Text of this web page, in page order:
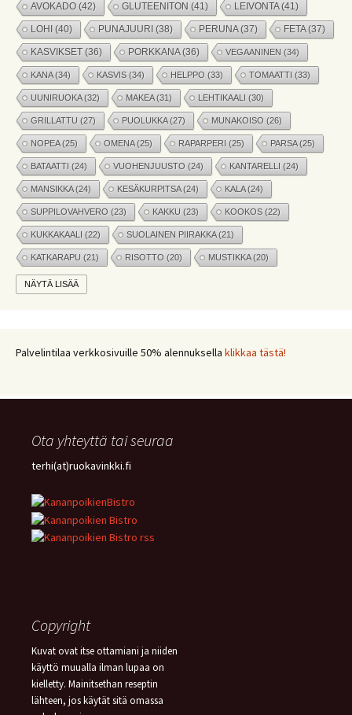
AVOKADO (42) GLUTEENITON (41) LEIVONTA(41)
LOHI (40) PUNAJUURI (38) PERUNA(37) FETA(37)
KASVIKSET (36) PORKKANA(36) VEGAANINEN (34)
KANA(34) KASVIS (34) HELPPO (33) TOMAATTI (33)
UUNIRUOKA(32) MAKEA(31) LEHTIKAALI (30)
GRILLATTU (27) PUOLUKKA(27) MUNAKOISO (26)
NOPEA(25) OMENA(25) RAPARPERI (25) PARSA(25)
BATAATTI (24) VUOHENJUUSTO (24) KANTARELLI (24)
MANSIKKA(24) KESÄKURPITSA(24) KALA(24)
SUPPILOVAHVERO (23) KAKKU (23) KOOKOS (22)
KUKKAKAALI (22) SUOLAINEN PIIRAKKA(21)
KATKARAPU (21) RISOTTO (20) MUSTIKKA(20)
MARJAT(19)
JÄLKIRUOKA (17) PAPRIKA (17) COUSCOUS (17)
NÄYTÄ LISÄÄ
Palvelintilaa verkkosivuille 50% alennuksella klikkaa tästä!
Ota yhteyttä tai seuraa
terhi(at)ruokavinkki.fi
Copyright
Kuvat ovat itse ottamiani ja niiden
käyttö muualla ilman lupaa on
kielletty. Mainitsethan reseptin
lähteen, jos käytät sitä omassa